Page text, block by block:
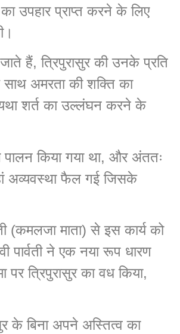
उपहार प्राप्त करने के लिए
हैं, त्रिपुरासुर की उनके प्रति
अमरता की शक्ति का
शर्त का उल्लंघन करने के
किया गया था, और अंततः
अव्यवस्था फैल गई जिसके
(कमलजा माता) से इस कार्य को
पार्वती ने एक नया रूप धारण
पर त्रिपुरासुर का वध किया,
के बिना अपने अस्तित्व का